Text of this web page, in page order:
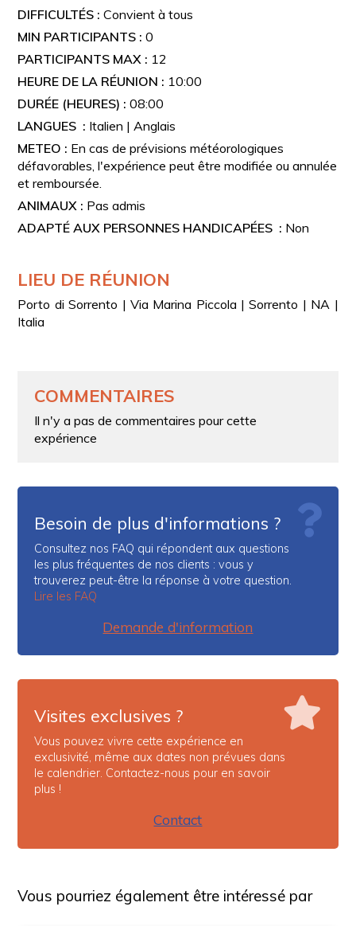
1 salle de bain avec douche
Cuisine équipée : plaque de cuisson, évier,
Matériel de pêche complet, y compris vivier et broyeur
d’appâts
Capacité maximale : 10 passagers + équipage
DIFFICULTÉS :Convient à tous
MIN PARTICIPANTS :0
PARTICIPANTS MAX : 12
HEURE DE LA RÉUNION : 10:00
DURÉE (HEURES) :08:00
LANGUES : Italien | Anglais
METEO : En cas de prévisions météorologiques
défavorables, l'expérience peut être modifiée ou annulée
et remboursée.
ANIMAUX : Pas admis
ADAPTÉ AUX PERSONNES HANDICAPÉES : Non
LIEU DE RÉUNION
Porto di Sorrento | Via Marina Piccola | Sorrento | NA |
Italia
COMMENTAIRES
Il n'y a pas de commentaires pour cette
expérience
Besoin de plus d'informations ?
Consultez nos FAQ qui répondent aux questions
les plus fréquentes de nos clients : vous y
trouverez peut-être la réponse à votre question.
Lire les FAQ
Demande d'information
Visites exclusives ?
Vous pouvez vivre cette expérience en
exclusivité, même aux dates non prévues dans
le calendrier. Contactez-nous pour en savoir
plus !
Contact
Vous pourriez également être intéressé par